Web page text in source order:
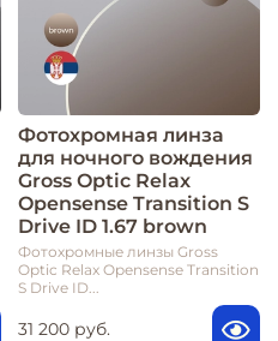
Фотохромная линза
для ночного вождения
Gross Optic Relax
Opensense Transition S
Drive ID 1.67 brown
Фотохромные линзы Gross
Optic Relax Opensense Transition
S Drive ID...
31 200 руб.